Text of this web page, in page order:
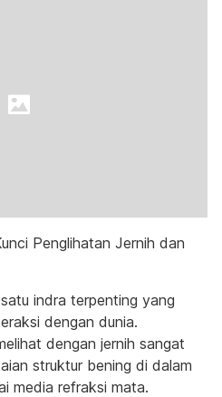
Penglihatan Jernih dan
indra terpenting yang
dengan dunia.
dengan jernih sangat
struktur bening di dalam
media refraksi mata.